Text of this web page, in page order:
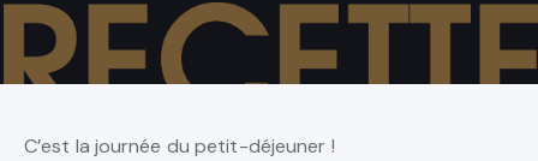
C’est la journée du petit-déjeuner !